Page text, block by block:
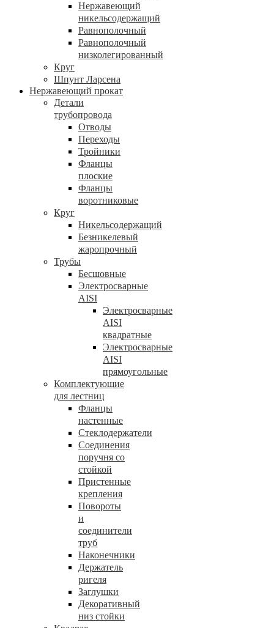
Нержавеющий
никельсодержащий
Равнополочный
Равнополочный
низколегированный
Круг
Шпунт Ларсена
Нержавеющий прокат
Детали
трубопровода
Отводы
Переходы
Тройники
Фланцы
плоские
Фланцы
воротниковые
Круг
Никельсодержащий
Безникелевый
жаропрочный
Трубы
Бесшовные
Электросварные
AISI
Электросварные
AISI
квадратные
Электросварные
AISI
прямоугольные
Комплектующие
для лестниц
Фланцы
настенные
Стеклодержатели
Соединения
поручня со
стойкой
Пристенные
крепления
Повороты
и
соединители
труб
Наконечники
Держатель
ригеля
Заглушки
Декоративный
низ стойки